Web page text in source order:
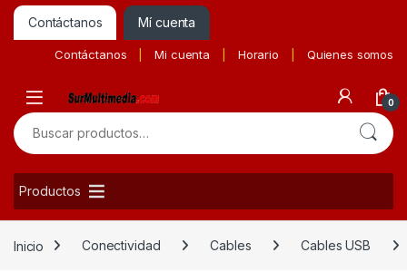
Contáctanos Mí cuenta
Contáctanos Mi cuenta Horario Quienes somos
0
Buscar por:
Productos
Inicio Conectividad Cables Cables USB